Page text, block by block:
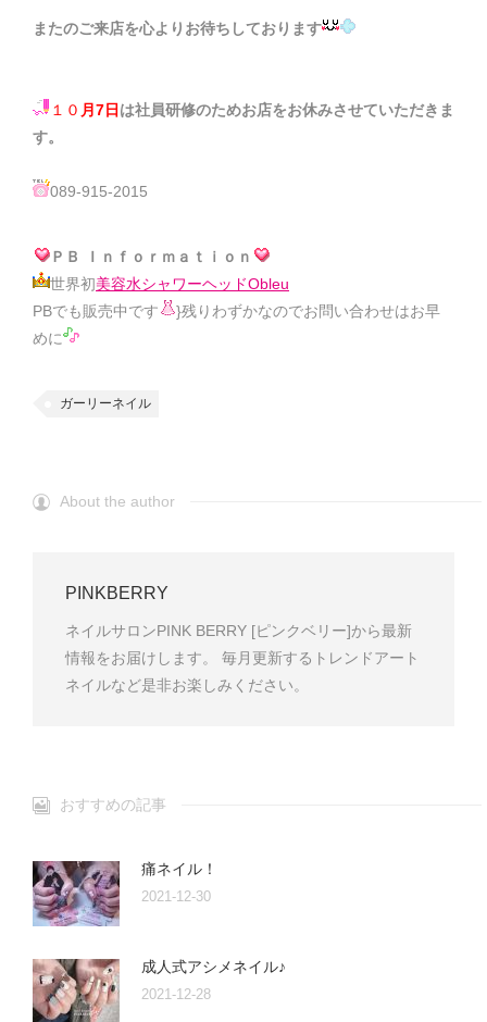
またのご来店を心よりお待ちしております
１０ 月7日 は社員研修のためお店をお休みさせていただきま
す。
089-915-2015
ＰＢ Ｉｎｆｏｒｍａｔｉｏｎ
世界初美容水シャワーヘッドObleu
PBでも販売中です
}残りわずかなのでお問い合わせはお早
めに
ガーリーネイル
About the author
PINKBERRY
ネイルサロンPINK BERRY [ピンクベリー]から最新
情報をお届けします。 毎月更新するトレンドアート
ネイルなど是非お楽しみください。
おすすめの記事
痛ネイル！
2021-12-30
成人式アシメネイル♪
2021-12-28